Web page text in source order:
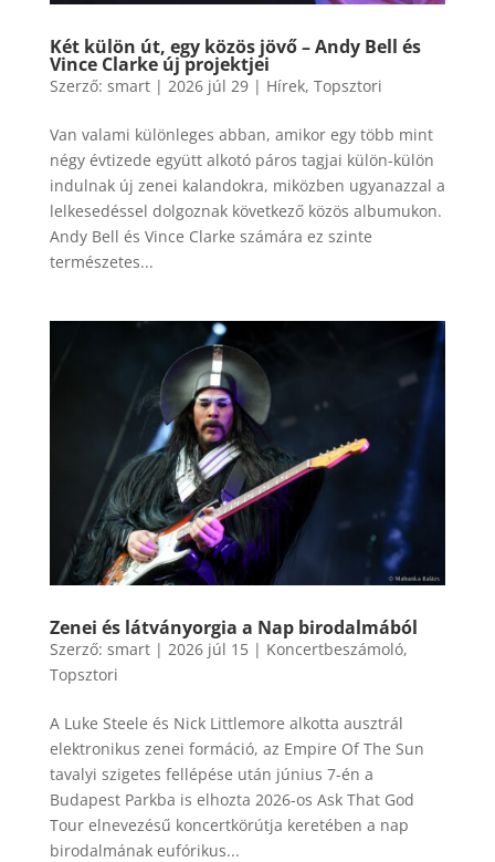
Két külön út, egy közös jövő – Andy Bell és
Vince Clarke új projektjei
Szerző: smart| 2026 júl 29| Hírek, Topsztori
Van valami különleges abban, amikor egy több mint
négy évtizede együtt alkotó páros tagjai külön-külön
indulnak új zenei kalandokra, miközben ugyanazzal a
lelkesedéssel dolgoznak következő közös albumukon.
Andy Bell és Vince Clarke számára ez szinte
természetes...
Zenei és látványorgia a Nap birodalmából
Szerző: smart| 2026 júl 15| Koncertbeszámoló,
Topsztori
A Luke Steele és Nick Littlemore alkotta ausztrál
elektronikus zenei formáció, az Empire Of The Sun
tavalyi szigetes fellépése után június 7-én a
Budapest Parkba is elhozta 2026-os Ask That God
Tour elnevezésű koncertkörútja keretében a nap
birodalmának eufórikus...